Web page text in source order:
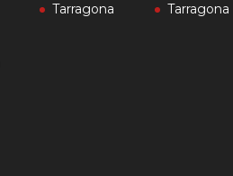
Tarragona
Tarragona